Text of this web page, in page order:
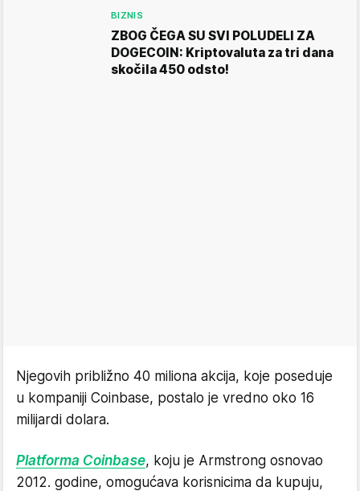
BIZNIS
ZBOG ČEGA SU SVI POLUDELI ZA
DOGECOIN: Kriptovaluta za tri dana
skočila 450 odsto!
Njegovih približno 40 miliona akcija, koje poseduje
u kompaniji Coinbase, postalo je vredno oko 16
milijardi dolara.
Platforma Coinbase, koju je Armstrong osnovao
2012. godine, omogućava korisnicima da kupuju,